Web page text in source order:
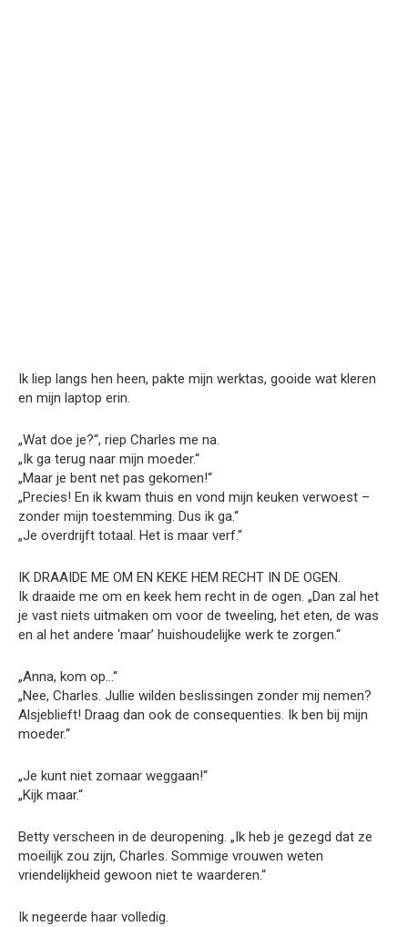
Ik liep langs hen heen, pakte mijn werktas, gooide wat kleren
en mijn laptop erin.
„Wat doe je?“, riep Charles me na.
„Ik ga terug naar mijn moeder.“
„Maar je bent net pas gekomen!“
„Precies! En ik kwam thuis en vond mijn keuken verwoest –
zonder mijn toestemming. Dus ik ga.“
„Je overdrijft totaal. Het is maar verf.“
IK DRAAIDE ME OM EN KEKE HEM RECHT IN DE OGEN.
Ik draaide me om en keek hem recht in de ogen. „Dan zal het
je vast niets uitmaken om voor de tweeling, het eten, de was
en al het andere ‘maar’ huishoudelijke werk te zorgen.“
„Anna, kom op…“
„Nee, Charles. Jullie wilden beslissingen zonder mij nemen?
Alsjeblieft! Draag dan ook de consequenties. Ik ben bij mijn
moeder.“
„Je kunt niet zomaar weggaan!“
„Kijk maar.“
Betty verscheen in de deuropening. „Ik heb je gezegd dat ze
moeilijk zou zijn, Charles. Sommige vrouwen weten
vriendelijkheid gewoon niet te waarderen.“
Ik negeerde haar volledig.